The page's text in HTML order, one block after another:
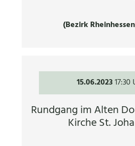
(Bezirk
15.06.202317:30
Rundgang im Alten
Kirche St.